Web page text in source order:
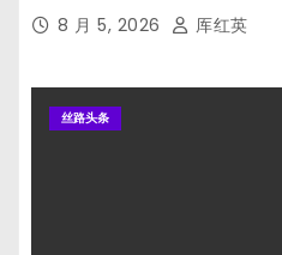
8 月 5, 2026 厍红英
丝路头条